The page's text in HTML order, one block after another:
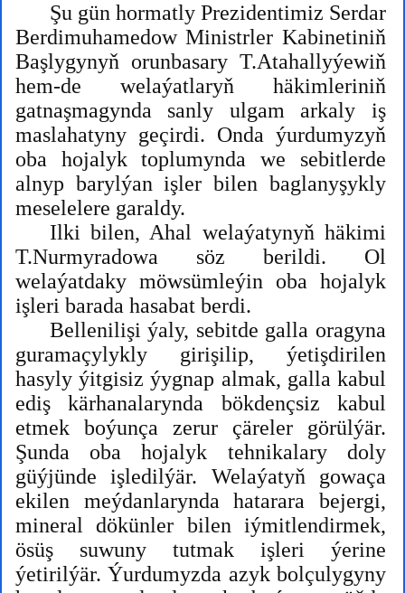
Şu gün hormatly Prezidentimiz Serdar
Berdimuhamedow Ministrler Kabinetiniň
Başlygynyň orunbasary T.Atahallyýewiň
hem-de welaýatlaryň häkimleriniň
gatnaşmagynda sanly ulgam arkaly iş
maslahatyny geçirdi. Onda ýurdumyzyň
oba hojalyk toplumynda we sebitlerde
alnyp barylýan işler bilen baglanyşykly
meselelere garaldy.
Ilki bilen, Ahal welaýatynyň häkimi
T.Nurmyradowa söz berildi. Ol
welaýatdaky möwsümleýin oba hojalyk
işleri barada hasabat berdi.
Bellenilişi ýaly, sebitde galla oragyna
guramaçylykly girişilip, ýetişdirilen
hasyly ýitgisiz ýygnap almak, galla kabul
ediş kärhanalarynda bökdençsiz kabul
etmek boýunça zerur çäreler görülýär.
Şunda oba hojalyk tehnikalary doly
güýjünde işledilýär. Welaýatyň gowaça
ekilen meýdanlarynda hatarara bejergi,
mineral dökünler bilen iýmitlendirmek,
ösüş suwuny tutmak işleri ýerine
ýetirilýär. Ýurdumyzda azyk bolçulygyny